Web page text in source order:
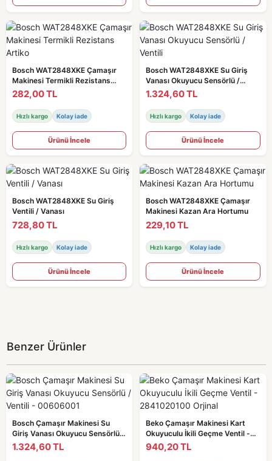
Bosch WAT2848XKE Çamaşır
Makinesi Termikli Rezistans
Artiko
282,00 TL
Hızlı kargo Kolay iade
Ürünü İncele
Bosch WAT2848XKE Su Giriş
Vanası Okuyucu Sensörlü /
Ventili
1.324,60 TL
Hızlı kargo Kolay iade
Ürünü İncele
Bosch WAT2848XKE Su Giriş
Ventili / Vanası
728,80 TL
Hızlı kargo Kolay iade
Ürünü İncele
Bosch WAT2848XKE Çamaşır
Makinesi Kazan Ara Hortumu
229,10 TL
Hızlı kargo Kolay iade
Ürünü İncele
Benzer Ürünler
Bosch Çamaşır Makinesi Su
Giriş Vanası Okuyucu Sensörlü /
Ventili - 00606001
1.324,60 TL
Beko Çamaşır Makinesi Kart
Okuyuculu İkili Geçme Ventil -
2841020100 Orjinal
940,20 TL